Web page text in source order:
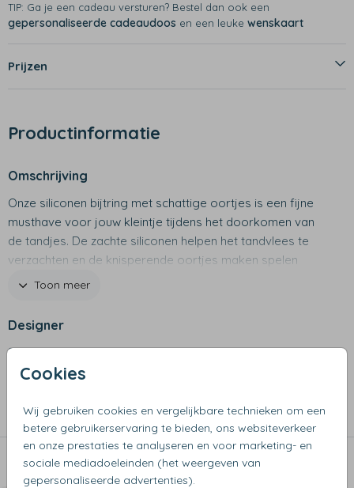
Cookies
Wij gebruiken cookies en vergelijkbare technieken om een
betere gebruikerservaring te bieden, ons websiteverkeer
en onze prestaties te analyseren en voor marketing- en
sociale mediadoeleinden (het weergeven van
gepersonaliseerde advertenties).
TIP: Ga je een cadeau versturen? Bestel dan ook een
gepersonaliseerde cadeaudoos en een leuke wenskaart
Prijzen
Productinformatie
Omschrijving
Onze siliconen bijtring met schattige oortjes is een fijne
musthave voor jouw kleintje tijdens het doorkomen van
de tandjes. De zachte siliconen helpen het tandvlees te
verzachten en de knisperende oortjes maken spelen
extra leuk. Extra bijzonder? Je personaliseert de bijtring
Productspecificaties
- Merk: Jollein
- Afmetingen: 15 x 11cm
- Met oortjes
Toon meer
Designer
Simply Colors
Bijtring
Dit vind je misschien ook leuk